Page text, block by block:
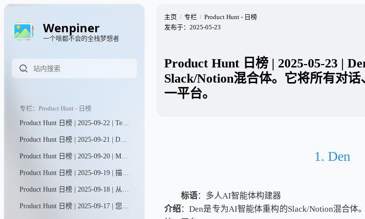
Wenpiner
一个啥都不会的全栈梦想者
专栏：Product Hunt - 日榜
Product Hunt 日榜 | 2025-09-22 | Teable让您的数据即刻转化为行动。无论是客户信息、发票记录，还是批量营销图文生成，所有数据处理工作都变得前所未有的简单高效。
Product Hunt 日榜 | 2025-09-21 | Dart现已将AI聊天与智能代理融合，打造出独具一格的项目管理工具。只需与AI对话，即可轻松完成项目 brainstorming、规划与进度追踪。您还能部署专业化甚至定制化的智能代理，让它们高效执行任何已规划的工作任务。
Product Hunt 日榜 | 2025-09-20 | MagicLight助您轻松将任意脚本转化为电影级故事视频——仅需几分钟。无论是制作YouTube内容、儿童故事、广告还是品牌宣传片，MagicLight作为智能故事视频助手，让叙事创作变得毫不费力。
Product Hunt 日榜 | 2025-09-19 | 描述您的活动，即刻获得精美的报名页面、邀请函等更多内容。通过直观的编辑工具调整细节，AI将为您完成繁重工作。特别适合渴望举办专业活动却不愿在各种工具间来回切换的个人与团队。
Product Hunt 日榜 | 2025-09-18 | 从网站实时抓取真实数据并导入Univers（我们的电子表格引擎，在GitHub上已获得27.5k星标！）。在这里，您可以提问、通过交互式表格和图表进行可视化分析，还能进行数据切片、多维筛选及导出——所有操作一站式完成。
Product Hunt 日榜 | 2025-09-17 | 您的Next Store专为渴望打造并运营现代化、高性能在线商店的创业者、品牌主及代理商而生。它摆脱了Shopify等平台繁冗的插件束缚与功能限制，为追求极致速度与高度适应性的您量身定制。
主页 专栏
Product Hunt - 日榜
发布于： 2025-05-23
Product Hunt 日榜 | 2025-05-23 |
Slack/Notion混合体。它将所有对
一平台。
1. Den
标语：多人AI智能体构建器
介绍：Den是专为AI智能体重构的Slack/Notion混合体